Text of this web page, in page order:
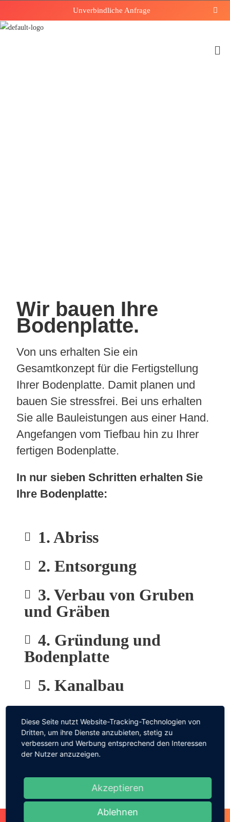
Unverbindliche Anfrage
Wir bauen Ihre
Bodenplatte.
Von uns erhalten Sie ein
Gesamtkonzept für die Fertigstellung
Ihrer Bodenplatte. Damit planen und
bauen Sie stressfrei. Bei uns erhalten
Sie alle Bauleistungen aus einer Hand.
Angefangen vom Tiefbau hin zu Ihrer
fertigen Bodenplatte.
In nur sieben Schritten erhalten Sie
Ihre Bodenplatte:
1. Abriss
2. Entsorgung
3. Verbau von Gruben
und Gräben
4. Gründung und
Bodenplatte
5. Kanalbau
6. Außenanlage
7. Medienanschlüsse
Diese Seite nutzt Website-Tracking-Technologien von
Dritten, um ihre Dienste anzubieten, stetig zu
verbessern und Werbung entsprechend den Interessen
der Nutzer anzuzeigen.
Akzeptieren
Ablehnen